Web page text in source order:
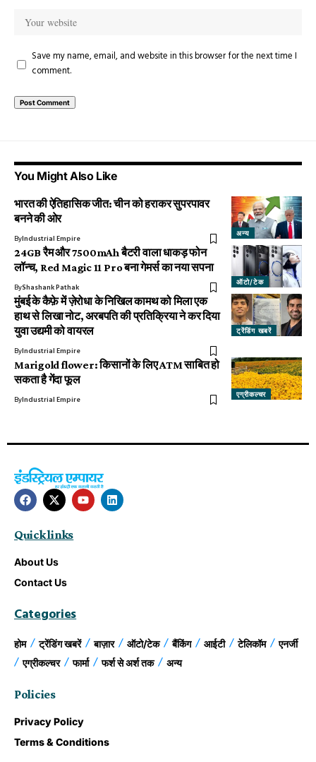
Save my name, email, and website in this browser for the next time I
comment.
You Might Also Like
अन्य
भारत की ऐतिहासिक जीत: चीन को हराकर सुपरपावर
बनने की ओर
ByIndustrial Empire
ऑटो/टेक
24GB रैम और 7500mAh बैटरी वाला धाकड़ फोन
लॉन्च, Red Magic 11 Pro बना गेमर्स का नया सपना
ByShashank Pathak
ट्रेंडिंग खबरें
मुंबई के कैफ़े में ज़ेरोधा के निखिल कामथ को मिला एक
हाथ से लिखा नोट, अरबपति की प्रतिक्रिया ने कर दिया
युवा उद्यमी को वायरल
ByIndustrial Empire
एग्रीकल्चर
Marigold flower: किसानों के लिए ATM साबित हो
सकता है गेंदा फूल
ByIndustrial Empire
Quick links
About Us
Contact Us
Categories
होम ट्रेंडिंग खबरें बाज़ार ऑटो/टेक बैंकिंग आईटी टेलिकॉम
एनर्जी
एग्रीकल्चर
फार्मा फर्श से अर्श तक अन्य
Policies
Privacy Policy
Terms & Conditions